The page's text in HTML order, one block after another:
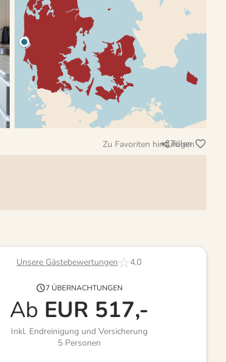
Zu Favoriten hinzufügen
Teilen
Unsere Gästebewertungen 4,0
7 ÜBERNACHTUNGEN
Ab EUR 517,-
Inkl. Endreinigung und Versicherung
5 Personen